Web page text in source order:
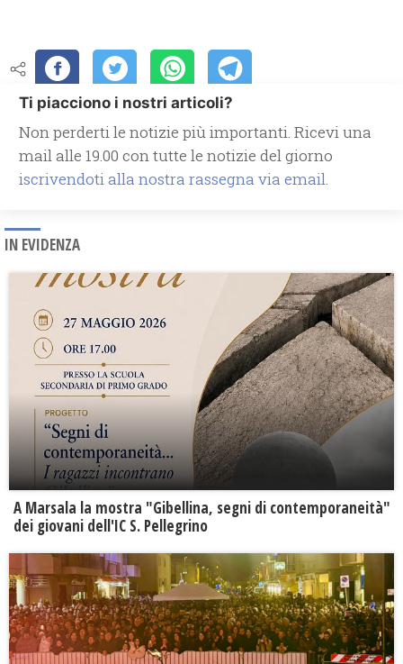
Ti piacciono i nostri articoli?
Non perderti le notizie più importanti. Ricevi una
mail alle 19.00 con tutte le notizie del giorno
iscrivendoti alla nostra rassegna via email.
IN EVIDENZA
A Marsala la mostra "Gibellina, segni di contemporaneità"
dei giovani dell'IC S. Pellegrino